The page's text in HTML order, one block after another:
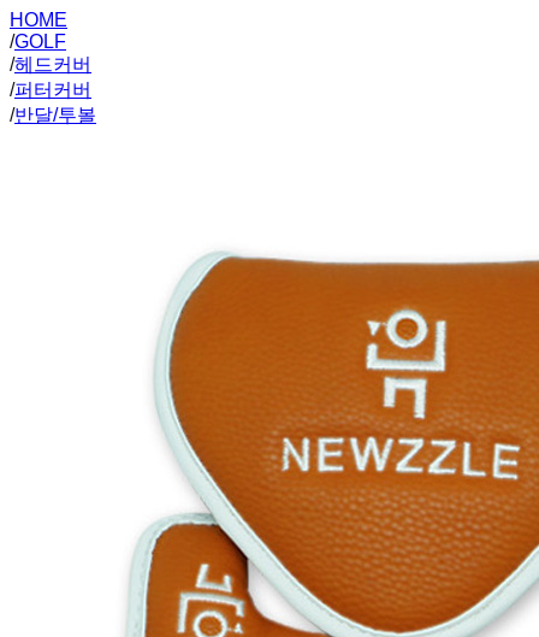
HOME
/GOLF
/헤드커버
/퍼터커버
/반달/투볼